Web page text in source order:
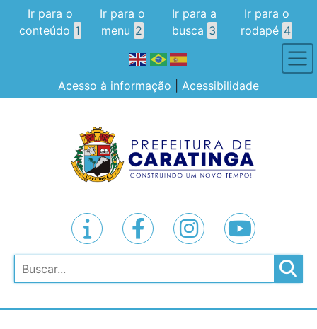
Ir para o
conteúdo 1
Ir para o
menu 2
Ir para a
busca 3
Ir para o
rodapé 4
Acesso à informação Acessibilidade
Pesquisar